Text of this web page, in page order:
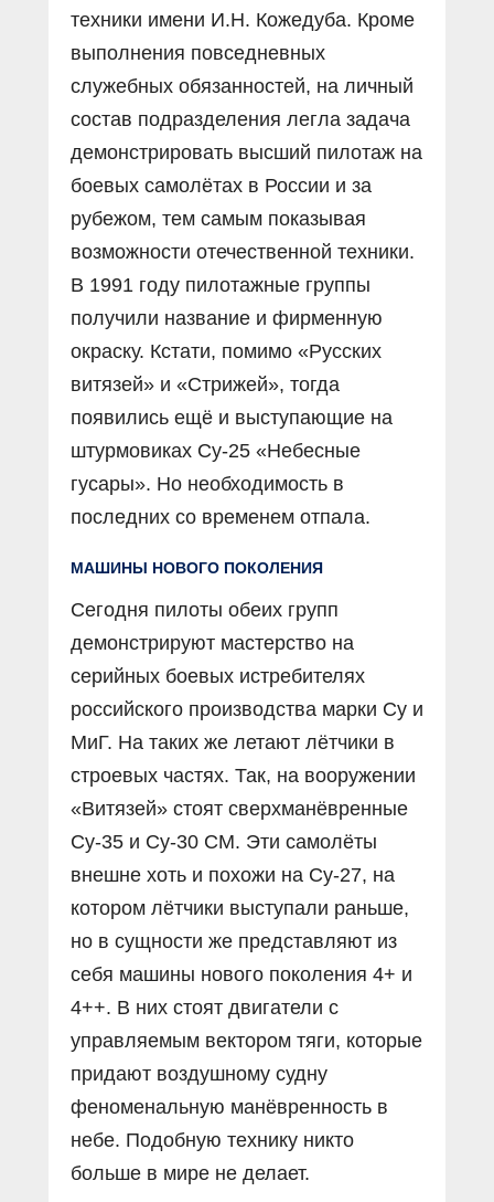
техники имени И.Н. Кожедуба. Кроме
выполнения повседневных
служебных обязанностей, на личный
состав подразделения легла задача
демонстрировать высший пилотаж на
боевых самолётах в России и за
рубежом, тем самым показывая
возможности отечественной техники.
В 1991 году пилотажные группы
получили название и фирменную
окраску. Кстати, помимо «Русских
витязей» и «Стрижей», тогда
появились ещё и выступающие на
штурмовиках Су-25 «Небесные
гусары». Но необходимость в
последних со временем отпала.
МАШИНЫ НОВОГО ПОКОЛЕНИЯ
Сегодня пилоты обеих групп
демонстрируют мастерство на
серийных боевых истребителях
российского производства марки Су и
МиГ. На таких же летают лётчики в
строевых частях. Так, на вооружении
«Витязей» стоят сверхманёвренные
Су-35 и Су-30 СМ. Эти самолёты
внешне хоть и похожи на Су-27, на
котором лётчики выступали раньше,
но в сущности же представляют из
себя машины нового поколения 4+ и
4++. В них стоят двигатели с
управляемым вектором тяги, которые
придают воздушному судну
феноменальную манёвренность в
небе. Подобную технику никто
больше в мире не делает.